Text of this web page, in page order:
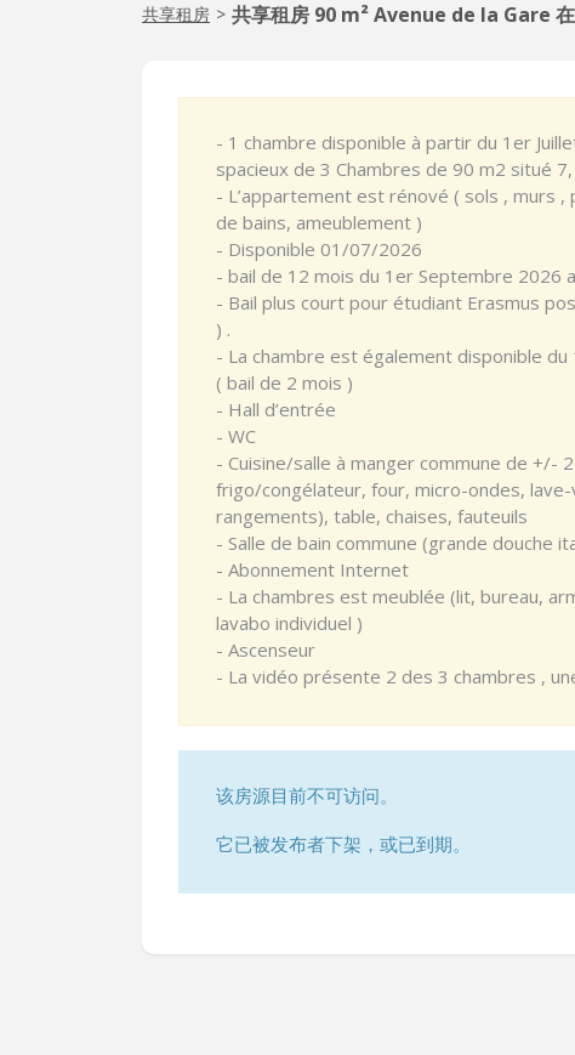
共享租房 > 共享租房 90 m² Avenue de la Gare
- 1 chambre disponible à partir du 1er
spacieux de 3 Chambres de 90 m2 situé
- L’appartement est rénové ( sols , murs
de bains, ameublement )
- Disponible 01/07/2026
- bail de 12 mois du 1er Septembre 2026
- Bail plus court pour étudiant Erasmus
) .
- La chambre est également disponible
( bail de 2 mois )
- Hall d’entrée
- WC
- Cuisine/salle à manger commune de +/-
frigo/congélateur, four, micro-ondes,
rangements), table, chaises, fauteuils
- Salle de bain commune (grande douche
- Abonnement Internet
- La chambres est meublée (lit, bureau,
lavabo individuel )
- Ascenseur
- La vidéo présente 2 des 3 chambres ,
该房源目前不可访问。
它已被发布者下架，或已到期。